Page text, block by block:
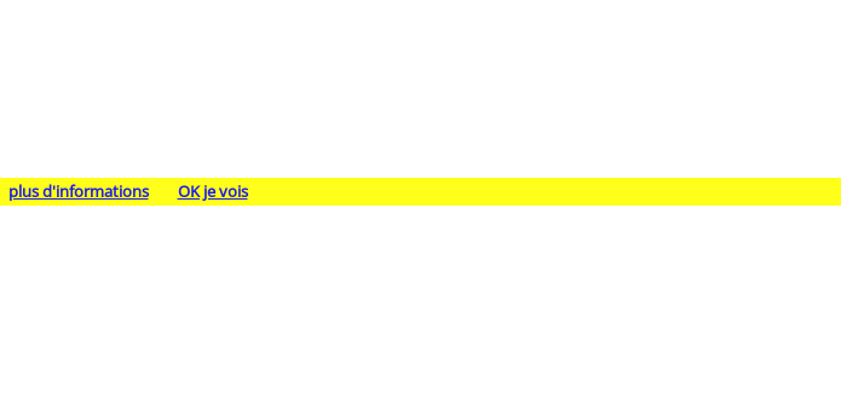
plus d'informations OK je vois